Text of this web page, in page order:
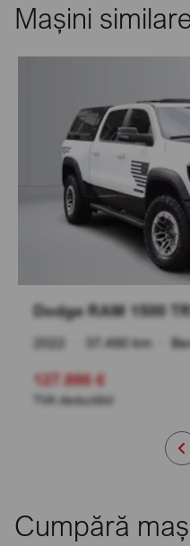
Mașini
Dodge RAM 1500
2022 37.490 km
127.886 €
TVA deductibil
Cumpără